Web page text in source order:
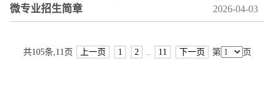
微专业招生简章
2026-04-03
共105条,11页 上一页 1 2 .. 11 下一页 第 页